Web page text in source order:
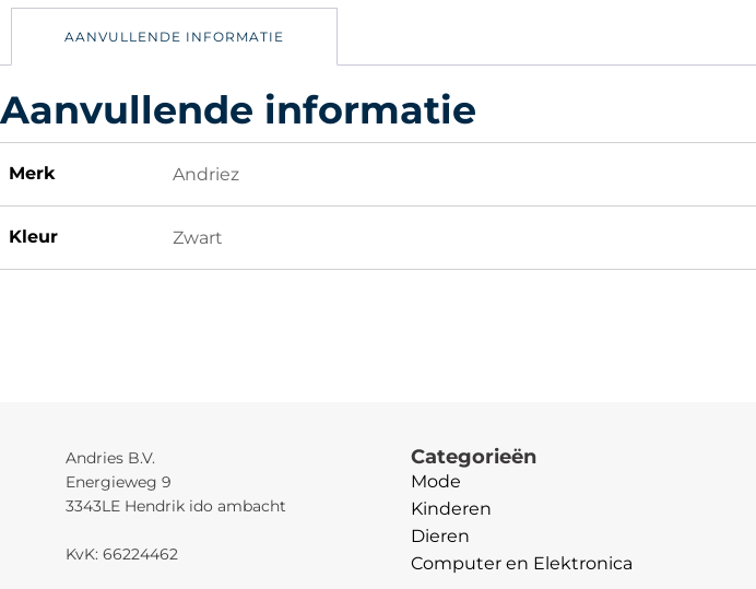
AANVULLENDE INFORMATIE
Aanvullende informatie
Merk Andriez
Kleur Zwart
Andries B.V.
Energieweg 9
3343LE Hendrik ido ambacht
KvK: 66224462
Categorieën
Mode
Kinderen
Dieren
Computer en Elektronica